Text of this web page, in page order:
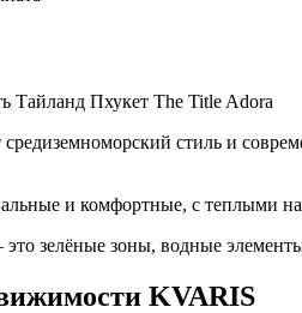
средиземноморский стиль и
и комфортные, с теплыми
зелёные зоны, водные
KVARIS